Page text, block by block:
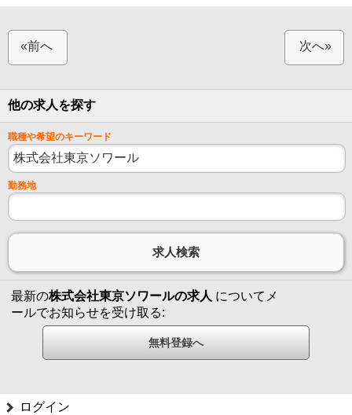
«前へ 次へ»
他の求人を探す
職種や希望のキーワード
勤務地
最新の株式会社東京ソワールの求人 についてメ
ールでお知らせを受け取る:
ログイン